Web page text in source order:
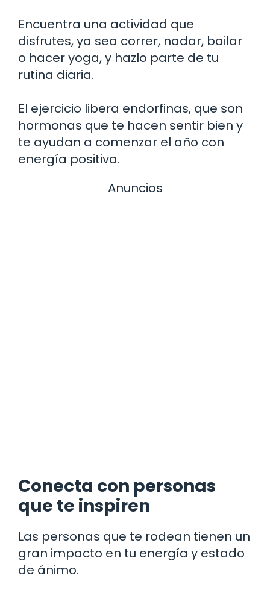
Encuentra una actividad que
disfrutes, ya sea correr, nadar, bailar
o hacer yoga, y hazlo parte de tu
rutina diaria.
El ejercicio libera endorfinas, que son
hormonas que te hacen sentir bien y
te ayudan a comenzar el año con
energía positiva.
Anuncios
Conecta con personas
que te inspiren
Las personas que te rodean tienen un
gran impacto en tu energía y estado
de ánimo.